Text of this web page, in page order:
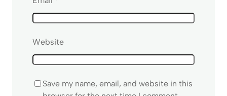
Website
Save my name, email, and website in this